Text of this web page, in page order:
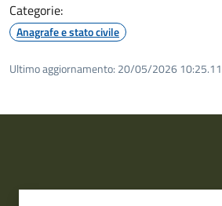
Categorie:
Anagrafe e stato civile
Ultimo aggiornamento: 20/05/2026 10:25.11